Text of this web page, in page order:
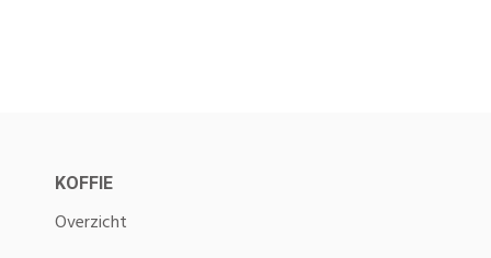
KOFFIE
Overzicht